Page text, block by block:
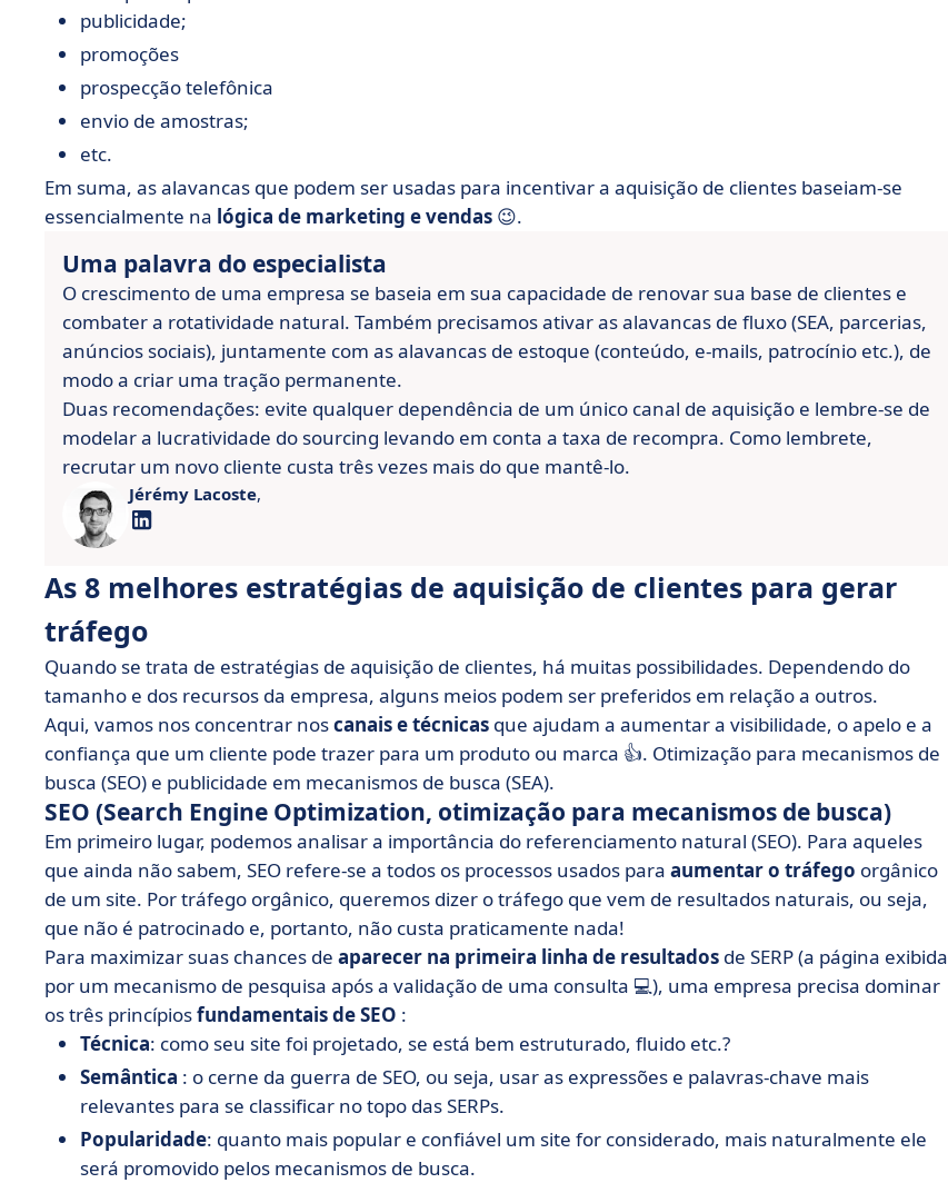
publicidade;
promoções
prospecção telefônica
envio de amostras;
etc.
Em suma, as alavancas que podem ser usadas para incentivar a aquisição de clientes baseiam-se
essencialmente na lógica de marketing e vendas 😉.
Uma palavra do especialista
O crescimento de uma empresa se baseia em sua capacidade de renovar sua base de clientes e
combater a rotatividade natural. Também precisamos ativar as alavancas de fluxo (SEA, parcerias,
anúncios sociais), juntamente com as alavancas de estoque (conteúdo, e-mails, patrocínio etc.), de
modo a criar uma tração permanente.
Duas recomendações: evite qualquer dependência de um único canal de aquisição e lembre-se de
modelar a lucratividade do sourcing levando em conta a taxa de recompra. Como lembrete,
recrutar um novo cliente custa três vezes mais do que mantê-lo.
Jérémy Lacoste,
As 8 melhores estratégias de aquisição de clientes para gerar
tráfego
Quando se trata de estratégias de aquisição de clientes, há muitas possibilidades. Dependendo do
tamanho e dos recursos da empresa, alguns meios podem ser preferidos em relação a outros.
Aqui, vamos nos concentrar noscanais e técnicas que ajudam a aumentar a visibilidade, o apelo e a
confiança que um cliente pode trazer para um produto ou marca 👍. Otimização para mecanismos de
busca (SEO) e publicidade em mecanismos de busca (SEA).
SEO (Search Engine Optimization, otimização para mecanismos de busca)
Em primeiro lugar, podemos analisar a importância do referenciamento natural (SEO). Para aqueles
que ainda não sabem, SEO refere-se a todos os processos usados para aumentar o tráfego orgânico
de um site. Por tráfego orgânico, queremos dizer o tráfego que vem de resultados naturais, ou seja,
que não é patrocinado e, portanto, não custa praticamente nada!
Para maximizar suas chances de aparecer na primeira linha de resultados de SERP (a página exibida
por um mecanismo de pesquisa após a validação de uma consulta 💻), uma empresa precisa dominar
os três princípiosfundamentais de SEO :
Técnica: como seu site foi projetado, se está bem estruturado, fluido etc.?
Semântica : o cerne da guerra de SEO, ou seja, usar as expressões e palavras-chave mais
relevantes para se classificar no topo das SERPs.
Popularidade: quanto mais popular e confiável um site for considerado, mais naturalmente ele
será promovido pelos mecanismos de busca.